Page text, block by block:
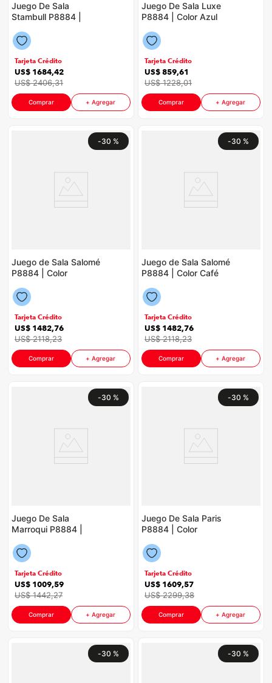
Juego De Sala
Stambull P8884 |
Tarjeta Crédito
US$ 1684,42
US$ 2406,31
Comprar + Agregar
Juego De Sala Luxe
P8884 | Color Azul
Tarjeta Crédito
US$859,61
US$ 1228,01
Comprar + Agregar
-30 %
Juego de Sala Salomé
P8884 | Color
Claro
Tarjeta Crédito
US$ 1482,76
US$ 2118,23
Comprar + Agregar
-30 %
Juego de Sala Salomé
P8884 | Color Café
Tarjeta Crédito
US$ 1482,76
US$ 2118,23
Comprar + Agregar
-30 %
Juego De Sala
Marroqui P8884 |
Tarjeta Crédito
US$ 1009,59
US$ 1442,27
Comprar + Agregar
-30 %
Juego De Sala Paris
P8884 | Color
Tarjeta Crédito
US$ 1609,57
US$ 2299,38
Comprar + Agregar
-30 % -30 %